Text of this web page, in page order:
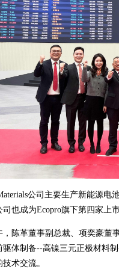
公司主要生产新能源电
也成为Ecopro旗下第四家上市
，陈革董事副总裁、项奕豪董
驱体制备--高镍三元正极材料
术交流。